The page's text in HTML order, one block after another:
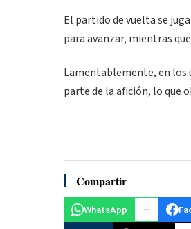
El partido de vuelta se
para avanzar, mientras
Lamentablemente, en
parte de la afición, lo que
Compartir
WhatsApp